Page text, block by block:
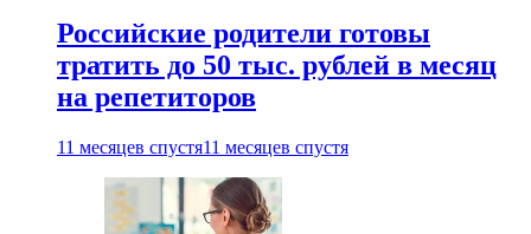
Российские родители готовы
тратить до 50 тыс. рублей в месяц
на репетиторов
11 месяцев спустя11 месяцев спустя